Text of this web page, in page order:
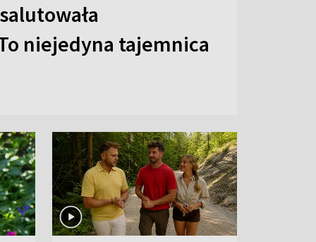
niejedyna tajemnica